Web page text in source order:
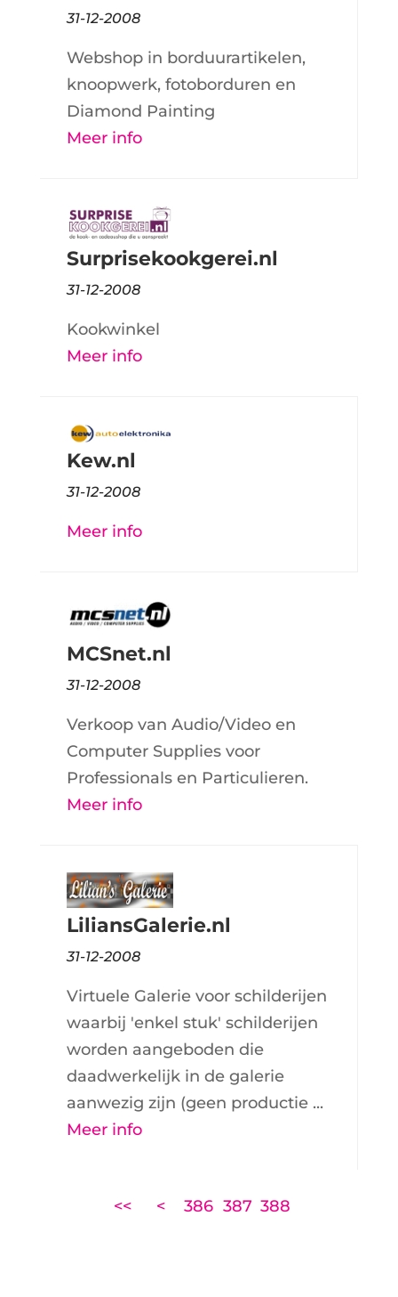
31-12-2008
Webshop in borduurartikelen,
knoopwerk, fotoborduren en
Diamond Painting
Meer info
Surprisekookgerei.nl
31-12-2008
Kookwinkel
Meer info
Kew.nl
31-12-2008
Meer info
MCSnet.nl
31-12-2008
Verkoop van Audio/Video en
Computer Supplies voor
Professionals en Particulieren.
Meer info
LiliansGalerie.nl
31-12-2008
Virtuele Galerie voor schilderijen
waarbij 'enkel stuk' schilderijen
worden aangeboden die
daadwerkelijk in de galerie
aanwezig zijn (geen productie ...
Meer info
<< < 386 387 388